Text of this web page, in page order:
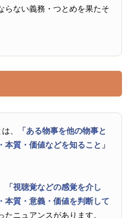
らない義務・つとめを果たそ
、
「ある物事を他の物事と
本質・価値などを知ること」
「視聴覚などの感覚を介し
本質・意義・価値を判断して
たニュアンスがあります。